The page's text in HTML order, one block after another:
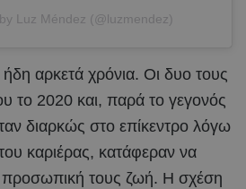
Luz Méndez (@luzmendez)
αρκετά χρόνια. Οι δυο τους
το 2020 και, παρά το γεγονός
διαρκώς στο επίκεντρο λόγω
καριέρας, κατάφεραν να
προσωπική τους ζωή. Η σχέση